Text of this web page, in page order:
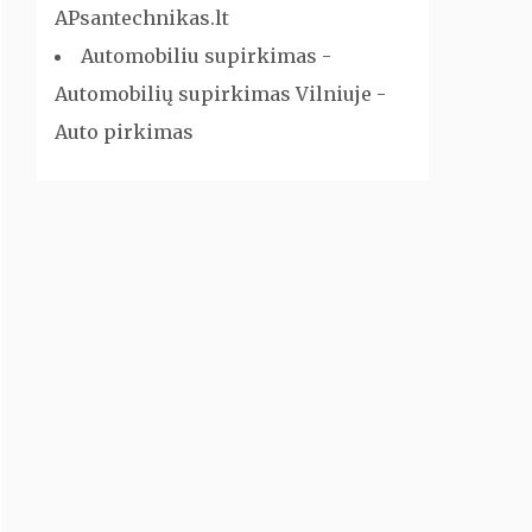
APsantechnikas.lt
Automobiliu supirkimas -
Automobilių supirkimas Vilniuje -
Auto pirkimas